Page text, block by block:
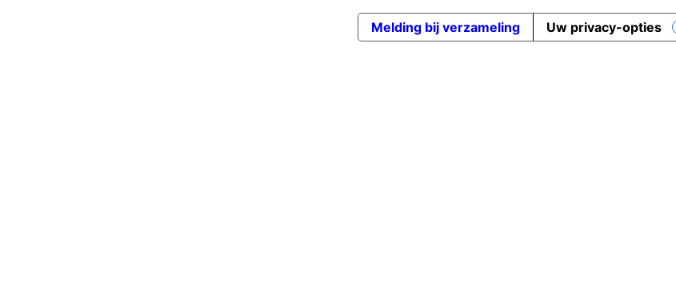
Melding bij verzameling Uw privacy-opties